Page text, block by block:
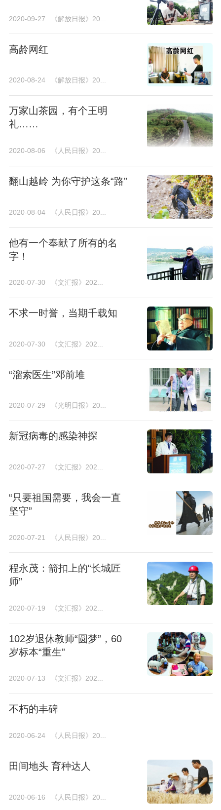
2020-09-27 《解放日报》20...
高龄网红
2020-08-24 《解放日报》20...
万家山茶园，有个王明
礼……
2020-08-06 《人民日报》20...
翻山越岭 为你守护这条“路”
2020-08-04 《人民日报》20...
他有一个奉献了所有的名
字！
2020-07-30 《文汇报》202...
不求一时誉，当期千载知
2020-07-30 《文汇报》202...
“溜索医生”邓前堆
2020-07-29 《光明日报》20...
新冠病毒的感染神探
2020-07-27 《文汇报》202...
“只要祖国需要，我会一直
坚守”
2020-07-21 《人民日报》20...
程永茂：箭扣上的“长城匠
师”
2020-07-19 《文汇报》202...
102岁退休教师“圆梦”，60
岁标本“重生”
2020-07-13 《文汇报》202...
不朽的丰碑
2020-06-24 《人民日报》20...
田间地头 育种达人
2020-06-16 《人民日报》20...